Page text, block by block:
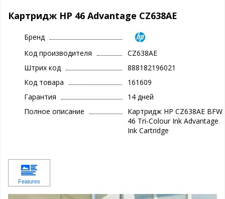
Картридж HP 46 Advantage CZ638AE
Бренд
Код производителя
CZ638AE
Штрих код
888182196021
Код товара
161609
Гарантия
14 дней
Полное описание
Картридж HP CZ638AE BFW
46 Tri-Colour Ink Advantage
Ink Cartridge